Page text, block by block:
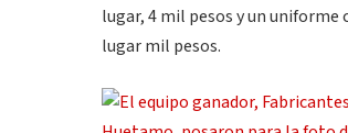
lugar, 4 mil pesos y un
lugar mil pesos.